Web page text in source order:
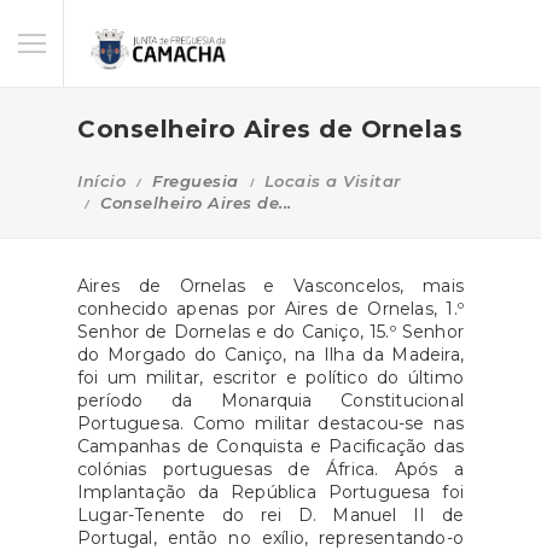
Conselheiro Aires de Ornelas
Início Freguesia
Locais a Visitar
Conselheiro Aires de...
Aires de Ornelas e Vasconcelos, mais
conhecido apenas por Aires de Ornelas, 1.º
Senhor de Dornelas e do Caniço, 15.º Senhor
do Morgado do Caniço, na Ilha da Madeira,
foi um militar, escritor e político do último
período da Monarquia Constitucional
Portuguesa. Como militar destacou-se nas
Campanhas de Conquista e Pacificação das
colónias portuguesas de África. Após a
Implantação da República Portuguesa foi
Lugar-Tenente do rei D. Manuel II de
Portugal, então no exílio, representando-o